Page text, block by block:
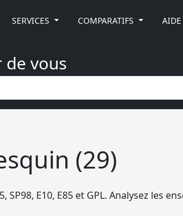
SERVICES COMPARATIFS AIDE
de vous
(29)
E10, E85 et GPL. Analysez les